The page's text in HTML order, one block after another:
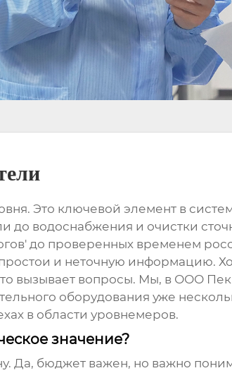
Это ключевой элемент в
водоснабжения и очистки
до проверенных временем
и неточную информацию.
вызывает вопросы. Мы, в ООО
оборудования уже
в области уровнемеров.
значение?
Да, бюджет важен, но важно